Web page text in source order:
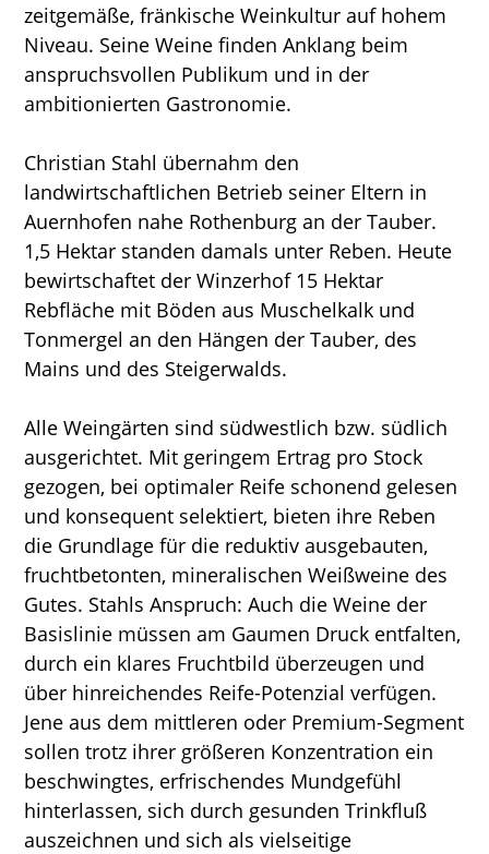
zeitgemäße, fränkische Weinkultur auf hohem
Niveau. Seine Weine finden Anklang beim
anspruchsvollen Publikum und in der
ambitionierten Gastronomie.
Christian Stahl übernahm den
landwirtschaftlichen Betrieb seiner Eltern in
Auernhofen nahe Rothenburg an der Tauber.
1,5 Hektar standen damals unter Reben. Heute
bewirtschaftet der Winzerhof 15 Hektar
Rebfläche mit Böden aus Muschelkalk und
Tonmergel an den Hängen der Tauber, des
Mains und des Steigerwalds.
Alle Weingärten sind südwestlich bzw. südlich
ausgerichtet. Mit geringem Ertrag pro Stock
gezogen, bei optimaler Reife schonend gelesen
und konsequent selektiert, bieten ihre Reben
die Grundlage für die reduktiv ausgebauten,
fruchtbetonten, mineralischen Weißweine des
Gutes. Stahls Anspruch: Auch die Weine der
Basislinie müssen am Gaumen Druck entfalten,
durch ein klares Fruchtbild überzeugen und
über hinreichendes Reife-Potenzial verfügen.
Jene aus dem mittleren oder Premium-Segment
sollen trotz ihrer größeren Konzentration ein
beschwingtes, erfrischendes Mundgefühl
hinterlassen, sich durch gesunden Trinkfluß
auszeichnen und sich als vielseitige